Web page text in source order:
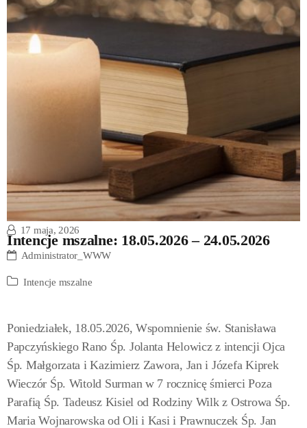
Intencje mszalne: 18.05.2026 – 24.05.2026
17 maja, 2026
Administrator_WWW
Intencje mszalne
Poniedziałek, 18.05.2026, Wspomnienie św. Stanisława
Papczyńskiego Rano Śp. Jolanta Helowicz z intencji Ojca
Śp. Małgorzata i Kazimierz Zawora, Jan i Józefa Kiprek
Wieczór Śp. Witold Surman w 7 rocznicę śmierci Poza
Parafią Śp. Tadeusz Kisiel od Rodziny Wilk z Ostrowa Śp.
Maria Wojnarowska od Oli i Kasi i Prawnuczek Śp. Jan